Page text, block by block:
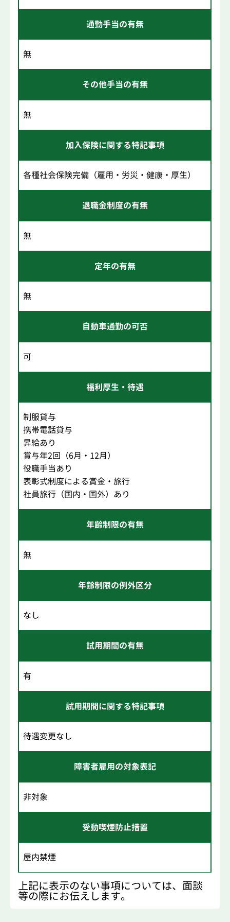
通勤手当の有無
無
その他手当の有無
無
加入保険に関する特記事項
各種社会保険完備（雇用・労災・健康・厚生）
退職金制度の有無
無
定年の有無
無
自動車通勤の可否
可
福利厚生・待遇
制服貸与
携帯電話貸与
昇給あり
賞与年2回（6月・12月）
役職手当あり
表彰式制度による賞金・旅行
社員旅行（国内・国外）あり
年齢制限の有無
無
年齢制限の例外区分
なし
試用期間の有無
有
試用期間に関する特記事項
待遇変更なし
障害者雇用の対象表記
非対象
受動喫煙防止措置
屋内禁煙
上記に表示のない事項については、面談
等の際にお伝えします。